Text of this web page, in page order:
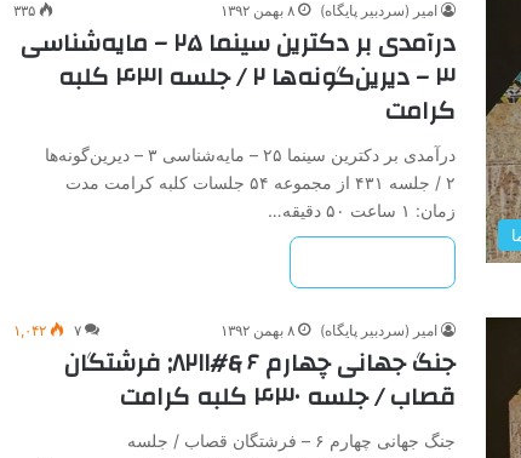
امیر (سردبیر پایگاه) ۸ بهمن ۱۳۹۲ ۳۳۵
درآمدی ‌بر‌ دکترین ‌سینما‌ ۲۵ – مایه‌شناسی‌
۳ – دیرین‌گونه‌ها‌ ۲ / جلسه ۴۳۱ کلبه
کرامت
درآمدی ‌بر‌ دکترین ‌سینما‌ ۲۵ – مایه‌شناسی‌ ۳ – دیرین‌گونه‌ها‌
۲ / جلسه ۴۳۱ از مجموعه ۵۴ جلسات کلبه کرامت مدت
زمان: ۱ ساعت ۵۰ دقیقه…
امیر (سردبیر پایگاه) ۸ بهمن ۱۳۹۲ ۷ ۱,۰۴۲
جنگ‌ جهانی‌ چهارم‌ ۶ &#۸۲۱۱; فرشتگان
‌قصاب / جلسه ۴۳۰ کلبه کرامت
جنگ‌ جهانی‌ چهارم‌ ۶ – فرشتگان ‌قصاب / جلسه